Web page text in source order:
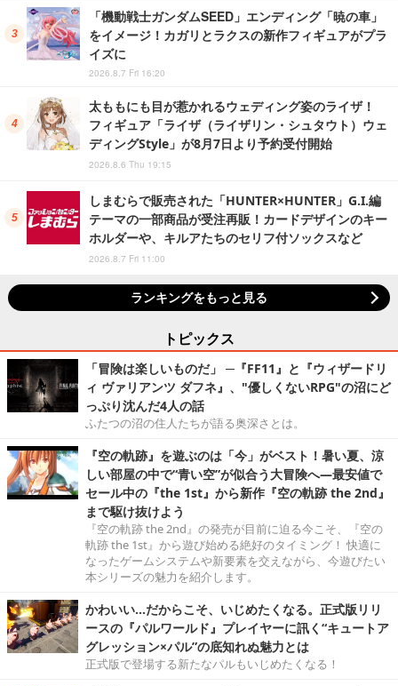
「機動戦士ガンダムSEED」エンディング「暁の車」
をイメージ！カガリとラクスの新作フィギュアがプラ
イズに
2026.8.7 Fri 16:20
太ももにも目が惹かれるウェディング姿のライザ！
フィギュア「ライザ（ライザリン・シュタウト）ウェ
ディングStyle」が8月7日より予約受付開始
2026.8.6 Thu 19:15
しまむらで販売された「HUNTER×HUNTER」G.I.編
テーマの一部商品が受注再販！カードデザインのキー
ホルダーや、キルアたちのセリフ付ソックスなど
2026.8.7 Fri 11:00
ランキングをもっと見る
トピックス
「冒険は楽しいものだ」 ─『FF11』と『ウィザードリ
ィ ヴァリアンツ ダフネ』、"優しくないRPG"の沼にど
っぷり沈んだ4人の話
ふたつの沼の住人たちが語る奥深さとは。
『空の軌跡』を遊ぶのは「今」がベスト！暑い夏、涼
しい部屋の中で“青い空”が似合う大冒険へ―最安値で
セール中の『the 1st』から新作『空の軌跡 the 2nd』
まで駆け抜けよう
『空の軌跡 the 2nd』の発売が目前に迫る今こそ、『空の
軌跡 the 1st』から遊び始める絶好のタイミング！ 快適に
なったゲームシステムや新要素を交えながら、今遊びたい
本シリーズの魅力を紹介します。
かわいい…だからこそ、いじめたくなる。正式版リリ
ースの『パルワールド』プレイヤーに訊く“キュートア
グレッション×パル”の底知れぬ魅力とは
正式版で登場する新たなパルもいじめたくなる！